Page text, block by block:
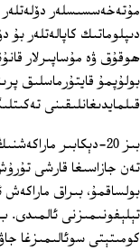
مۇتەخەسسىسلەر
دىپلوماتىك كاپالەتلەر بۇ
ھوقۇق ۋە مۇساپىرلار
بولۇپمۇ قايتۇرماسلىق
قىلمايدىغانلىقىنى
بىز 20-دېكابىر
تەن جازاسىغا قارشى
بولساقمۇ، بىراق
تېلېفونىمىزنى
كومىتېتى سوئالىمىزغا